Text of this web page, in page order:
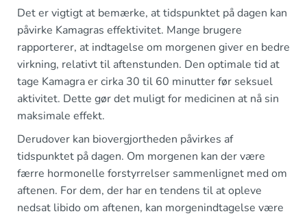
Det er vigtigt at bemærke, at tidspunktet på dagen kan
påvirke Kamagras effektivitet. Mange brugere
rapporterer, at indtagelse om morgenen giver en bedre
virkning, relativt til aftenstunden. Den optimale tid at
tage Kamagra er cirka 30 til 60 minutter før seksuel
aktivitet. Dette gør det muligt for medicinen at nå sin
maksimale effekt.
Derudover kan biovergjortheden påvirkes af
tidspunktet på dagen. Om morgenen kan der være
færre hormonelle forstyrrelser sammenlignet med om
aftenen. For dem, der har en tendens til at opleve
nedsat libido om aftenen, kan morgenindtagelse være